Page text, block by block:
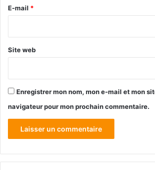
e
E-mail *
Site web
Enregistrer mon nom, mon e-mail et mon
navigateur pour mon prochain commentaire.